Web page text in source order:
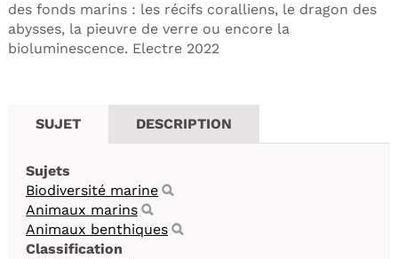
des fonds marins : les récifs coralliens, le dragon des
abysses, la pieuvre de verre ou encore la
bioluminescence. Electre 2022
SUJET DESCRIPTION
Sujets
Biodiversité marine
Animaux marins
Animaux benthiques
Classification